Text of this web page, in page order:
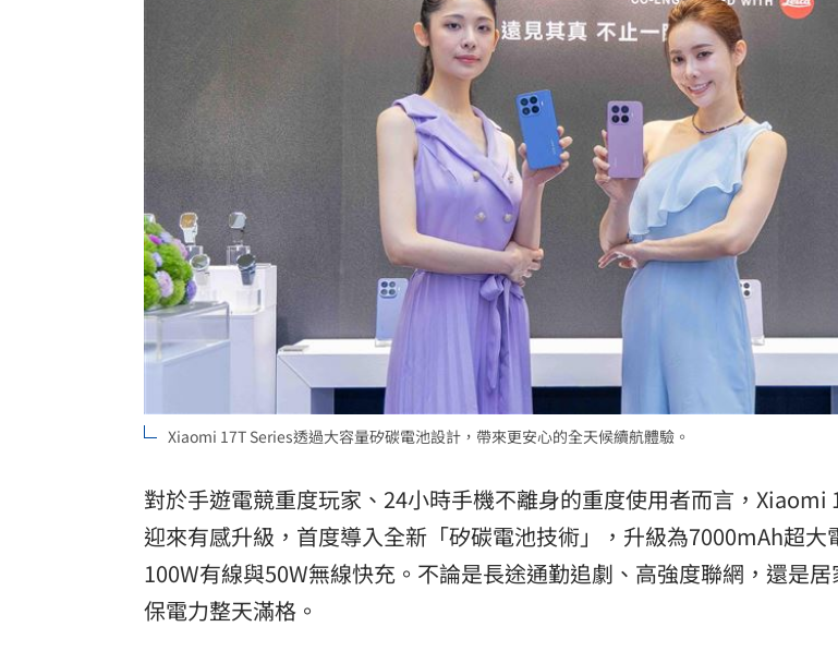
18:00
商場戰國來臨 台中「頂奢大道」逐漸成形
台彩父親節推新刮刮樂千萬頭獎超「爸」氣 12:00
「拍片人的多重宇宙」職涯論壇9/12登場！ 10:30
8國球員齊聚高雄 Formosa 7s掀足球熱潮
理想混蛋號召粉絲跨海追星吃美食！ 18:15
Xiaomi 17T Series透過大容量矽碳電池設計，帶來更安心的全天候續航體驗。
對於手遊電競重度玩家、24小時手機不離身的重度使用者而言，Xiaomi
迎來有感升級，首度導入全新「矽碳電池技術」，升級為7000mAh超大
100W有線與50W無線快充。不論是長途通勤追劇、高強度聯網，還是
保電力整天滿格。